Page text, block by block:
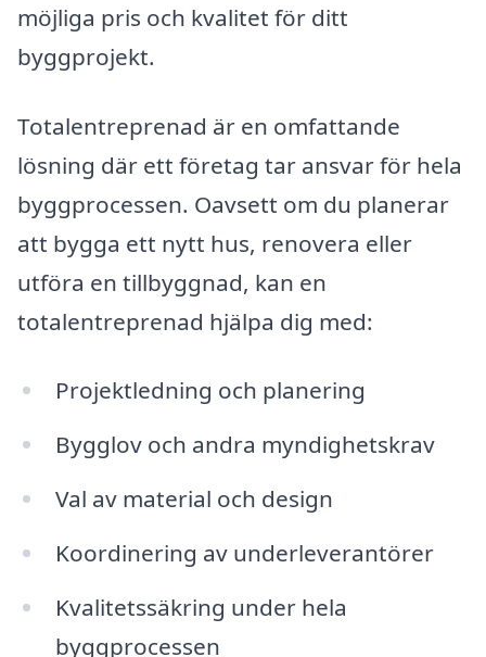
möjliga pris och kvalitet för ditt
byggprojekt.
Totalentreprenad är en omfattande
lösning där ett företag tar ansvar för hela
byggprocessen. Oavsett om du planerar
att bygga ett nytt hus, renovera eller
utföra en tillbyggnad, kan en
totalentreprenad hjälpa dig med:
Projektledning och planering
Bygglov och andra myndighetskrav
Val av material och design
Koordinering av underleverantörer
Kvalitetssäkring under hela
byggprocessen